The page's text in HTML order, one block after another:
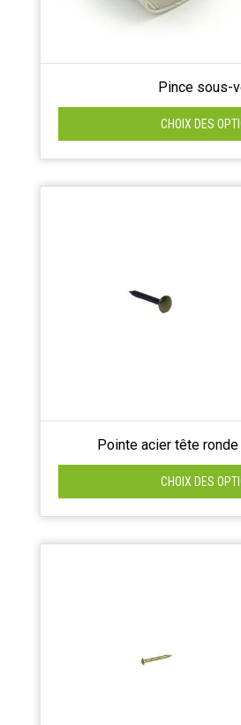
Pince sous-
CHOIX DES
Pointe acier tête
CHOIX DES